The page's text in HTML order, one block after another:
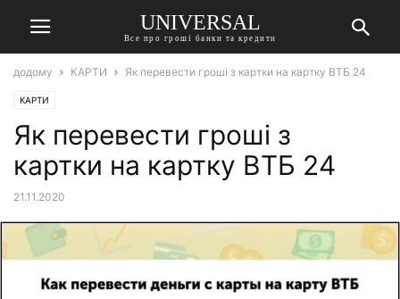
UNIVERSAL
Все про гроші банки та кредити
додому КАРТИ Як перевести гроші з картки на картку ВТБ 24
КАРТИ
Як перевести гроші з
картки на картку ВТБ 24
21.11.2020